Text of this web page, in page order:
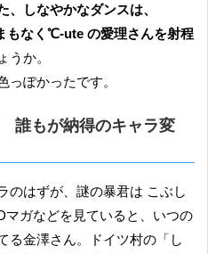
、しなやかなダンスは、
もなく℃-ute の愛理さんを射程
うか。
っぽかったです。
誰もが納得のキャラ変
ガなどを見ていると、いつの
る金澤さん。ドイツ村の「し